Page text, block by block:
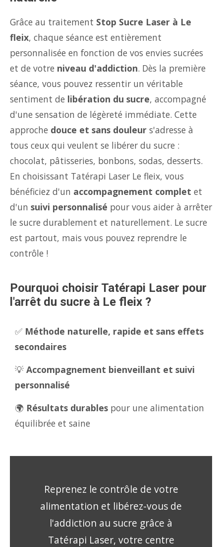
Grâce au traitement Stop Sucre Laser à Le
fleix, chaque séance est entièrement
personnalisée en fonction de vos envies sucrées
et de votre niveau d'addiction. Dès la première
séance, vous pouvez ressentir un véritable
sentiment de libération du sucre, accompagné
d'une sensation de légèreté immédiate. Cette
approche douce et sans douleur s'adresse à
tous ceux qui veulent se libérer du sucre :
chocolat, pâtisseries, bonbons, sodas, desserts.
En choisissant Tatérapi Laser Le fleix, vous
bénéficiez d'un accompagnement complet et
d'un suivi personnalisé pour vous aider à arrêter
le sucre durablement et naturellement. Le sucre
est partout, mais vous pouvez reprendre le
contrôle !
Pourquoi choisir Tatérapi Laser pour
l'arrêt du sucre à Le fleix ?
✅ Méthode naturelle, rapide et sans effets
secondaires
💡 Accompagnement bienveillant et suivi
personnalisé
🌍 Résultats durables pour une alimentation
équilibrée et saine
Reprenez le contrôle de votre
alimentation et libérez-vous de
l'addiction au sucre grâce à
Tatérapi Laser, votre centre